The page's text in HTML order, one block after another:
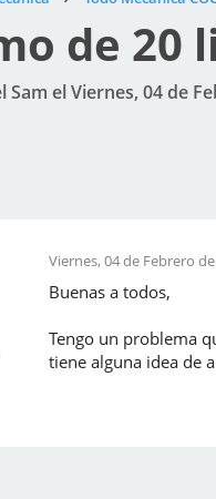
de 20
el Viernes, 04 de
Viernes, 04 de Febrero
Buenas a todos,
Tengo un problema
tiene alguna idea de